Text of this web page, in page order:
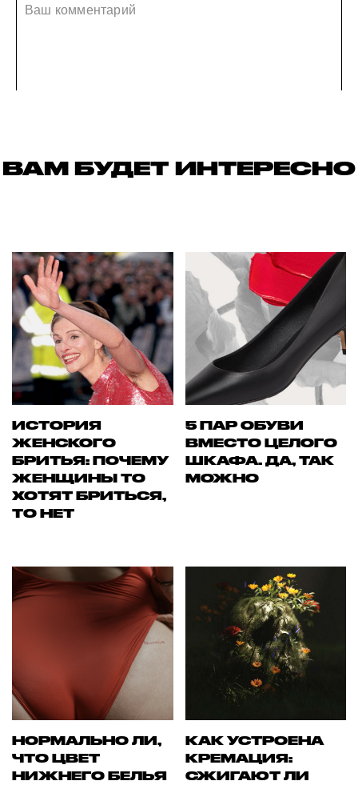
ВАМ БУДЕТ ИНТЕРЕСНО
ИСТОРИЯ
ЖЕНСКОГО
БРИТЬЯ: ПОЧЕМУ
ЖЕНЩИНЫ ТО
ХОТЯТ БРИТЬСЯ,
ТО НЕТ
5 ПАР ОБУВИ
ВМЕСТО ЦЕЛОГО
ШКАФА. ДА, ТАК
МОЖНО
НОРМАЛЬНО ЛИ,
ЧТО ЦВЕТ
НИЖНЕГО БЕЛЬЯ
КАК УСТРОЕНА
КРЕМАЦИЯ:
СЖИГАЮТ ЛИ